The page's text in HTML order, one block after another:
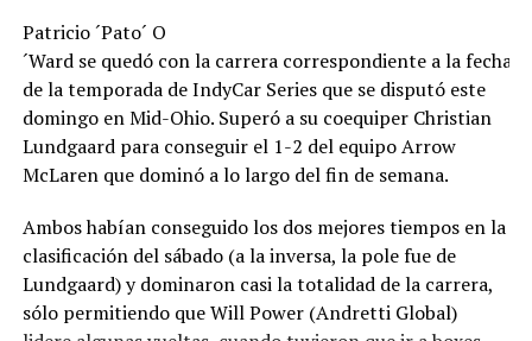
Patricio ´Pato´ O
´Ward se quedó con la carrera correspondiente a la fecha
de la temporada de IndyCar Series que se disputó este
domingo en Mid-Ohio. Superó a su coequiper Christian
Lundgaard para conseguir el 1-2 del equipo Arrow
McLaren que dominó a lo largo del fin de semana.
Ambos habían conseguido los dos mejores tiempos en la
clasificación del sábado (a la inversa, la pole fue de
Lundgaard) y dominaron casi la totalidad de la carrera,
sólo permitiendo que Will Power (Andretti Global)